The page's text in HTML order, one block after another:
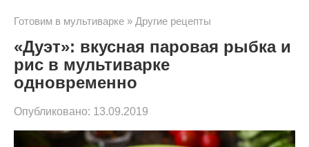
Готовим в мультиварке » Другие рецепты
«Дуэт»: вкусная паровая рыбка и
рис в мультиварке
одновременно
Опубликовано: 13.09.2019